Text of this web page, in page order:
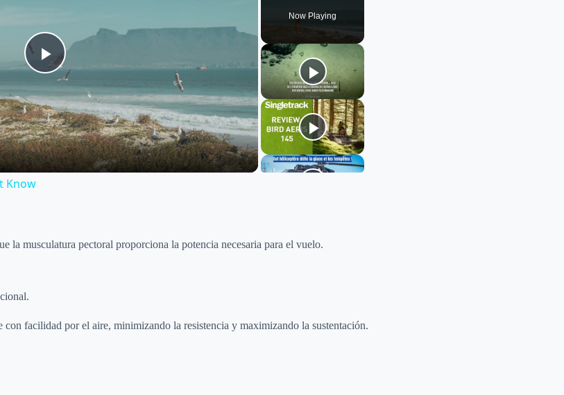
Now Playing
P
l
a
V
d
Know
la musculatura pectoral proporciona la potencia necesaria para el vuelo.
facilidad por el aire, minimizando la resistencia y maximizando la sustentación.